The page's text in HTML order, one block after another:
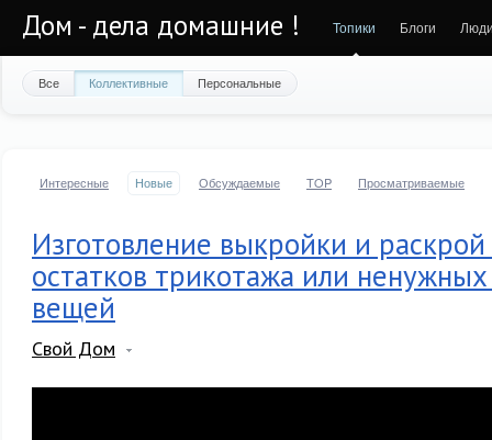
Дом - дела домашние ! Топики Блоги
Все Коллективные Персональные
Интересные Новые Обсуждаемые TOP Просматриваемые
Изготовление выкройки и раскрой
остатков трикотажа или
вещей
Свой Дом